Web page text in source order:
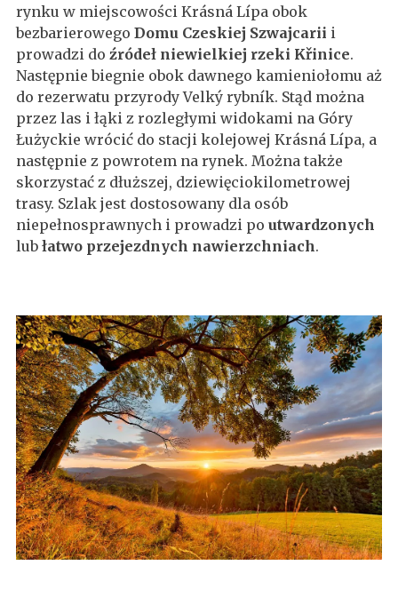
rynku w miejscowości Krásná Lípa obok
bezbarierowego Domu Czeskiej Szwajcarii i
prowadzi do źródeł niewielkiej rzeki Křinice.
Następnie biegnie obok dawnego kamieniołomu aż
do rezerwatu przyrody Velký rybník. Stąd można
przez las i łąki z rozległymi widokami na Góry
Łużyckie wrócić do stacji kolejowej Krásná Lípa, a
następnie z powrotem na rynek. Można także
skorzystać z dłuższej, dziewięciokilometrowej
trasy. Szlak jest dostosowany dla osób
niepełnosprawnych i prowadzi po utwardzonych
lub łatwo przejezdnych nawierzchniach.